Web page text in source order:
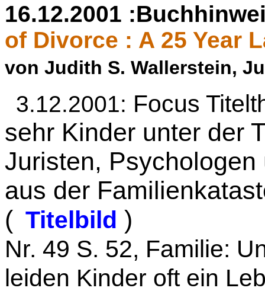
16.12.2001
of Divorce : A 25 Year
von Judith S. Wallerstein,
3.12.2001: Focus
sehr Kinder unter der
Juristen,
aus der
( Titelbild )
Nr. 49 S. 52, Familie:
leiden Kinder oft ein